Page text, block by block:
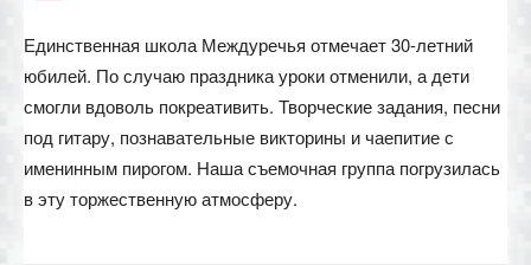
Единственная школа Междуречья отмечает 30-летний
юбилей. По случаю праздника уроки отменили, а дети
смогли вдоволь покреативить. Творческие задания, песни
под гитару, познавательные викторины и чаепитие с
именинным пирогом. Наша съемочная группа погрузилась
в эту торжественную атмосферу.